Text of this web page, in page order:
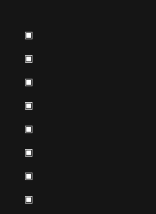
▣
▣
▣
▣
▣
▣
▣
▣